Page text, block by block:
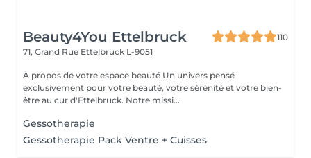
Beauty4You Ettelbruck
110
71, Grand Rue Ettelbruck L-9051
À propos de votre espace beauté Un univers pensé
exclusivement pour votre beauté, votre sérénité et votre bien-
être au cur d'Ettelbruck. Notre missi...
Gessotherapie
Gessotherapie Pack Ventre + Cuisses